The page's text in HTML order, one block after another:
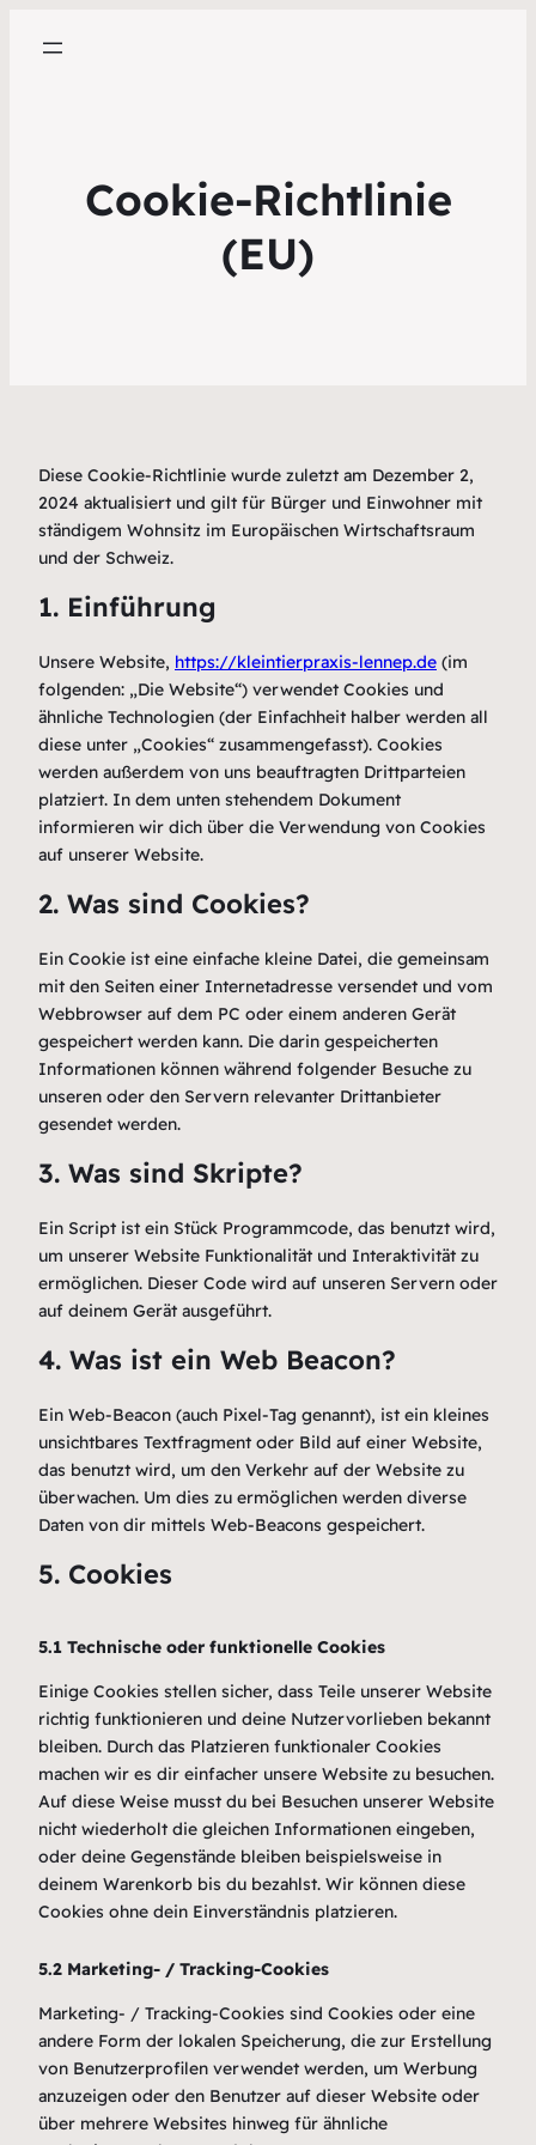
Cookie-Richtlinie
(EU)
Diese Cookie-Richtlinie wurde zuletzt am Dezember 2,
2024 aktualisiert und gilt für Bürger und Einwohner mit
ständigem Wohnsitz im Europäischen Wirtschaftsraum
und der Schweiz.
1. Einführung
Unsere Website, https://kleintierpraxis-lennep.de (im
folgenden: „Die Website“) verwendet Cookies und
ähnliche Technologien (der Einfachheit halber werden all
diese unter „Cookies“ zusammengefasst). Cookies
werden außerdem von uns beauftragten Drittparteien
platziert. In dem unten stehendem Dokument
informieren wir dich über die Verwendung von Cookies
auf unserer Website.
2. Was sind Cookies?
Ein Cookie ist eine einfache kleine Datei, die gemeinsam
mit den Seiten einer Internetadresse versendet und vom
Webbrowser auf dem PC oder einem anderen Gerät
gespeichert werden kann. Die darin gespeicherten
Informationen können während folgender Besuche zu
unseren oder den Servern relevanter Drittanbieter
gesendet werden.
3. Was sind Skripte?
Ein Script ist ein Stück Programmcode, das benutzt wird,
um unserer Website Funktionalität und Interaktivität zu
ermöglichen. Dieser Code wird auf unseren Servern oder
auf deinem Gerät ausgeführt.
4. Was ist ein Web Beacon?
Ein Web-Beacon (auch Pixel-Tag genannt), ist ein kleines
unsichtbares Textfragment oder Bild auf einer Website,
das benutzt wird, um den Verkehr auf der Website zu
überwachen. Um dies zu ermöglichen werden diverse
Daten von dir mittels Web-Beacons gespeichert.
5. Cookies
5.1 Technische oder funktionelle Cookies
Einige Cookies stellen sicher, dass Teile unserer Website
richtig funktionieren und deine Nutzervorlieben bekannt
bleiben. Durch das Platzieren funktionaler Cookies
machen wir es dir einfacher unsere Website zu besuchen.
Auf diese Weise musst du bei Besuchen unserer Website
nicht wiederholt die gleichen Informationen eingeben,
oder deine Gegenstände bleiben beispielsweise in
deinem Warenkorb bis du bezahlst. Wir können diese
Cookies ohne dein Einverständnis platzieren.
5.2 Marketing- / Tracking-Cookies
Marketing- / Tracking-Cookies sind Cookies oder eine
andere Form der lokalen Speicherung, die zur Erstellung
von Benutzerprofilen verwendet werden, um Werbung
anzuzeigen oder den Benutzer auf dieser Website oder
über mehrere Websites hinweg für ähnliche